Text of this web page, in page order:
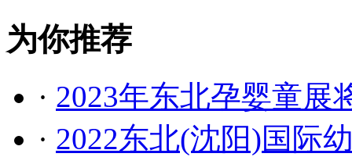
为你推荐
· 2023年东北孕婴童展
· 2022东北(沈阳)国际